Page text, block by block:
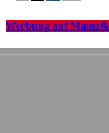
Werbung auf Mainz&